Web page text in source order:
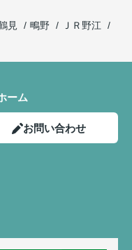
見 鴫野
ＪＲ野江
ーム
お問い合わせ